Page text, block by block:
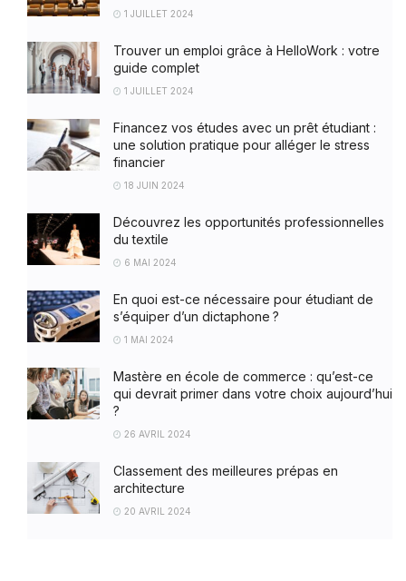
1 JUILLET 2024
Trouver un emploi grâce à HelloWork : votre
guide complet
1 JUILLET 2024
Financez vos études avec un prêt étudiant :
une solution pratique pour alléger le stress
financier
18 JUIN 2024
Découvrez les opportunités professionnelles
du textile
6 MAI 2024
En quoi est-ce nécessaire pour étudiant de
s’équiper d’un dictaphone ?
1 MAI 2024
Mastère en école de commerce : qu’est-ce
qui devrait primer dans votre choix aujourd’hui
?
26 AVRIL 2024
Classement des meilleures prépas en
architecture
20 AVRIL 2024